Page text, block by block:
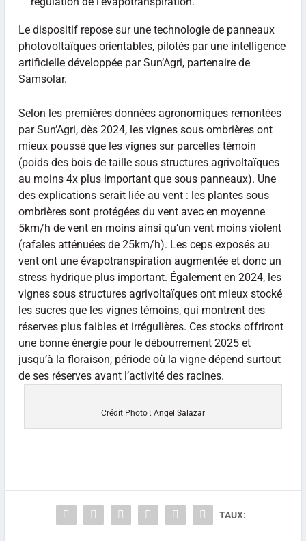
Le dispositif repose sur une technologie de panneaux
photovoltaïques orientables, pilotés par une intelligence
artificielle développée par Sun’Agri, partenaire de
Samsolar.
Selon les premières données agronomiques remontées
par Sun’Agri, dès 2024, les vignes sous ombrières ont
mieux poussé que les vignes sur parcelles témoin
(poids des bois de taille sous structures agrivoltaïques
au moins 4x plus important que sous panneaux). Une
des explications serait liée au vent : les plantes sous
ombrières sont protégées du vent avec en moyenne
5km/h de vent en moins ainsi qu’un vent moins violent
(rafales atténuées de 25km/h). Les ceps exposés au
vent ont une évapotranspiration augmentée et donc un
stress hydrique plus important. Également en 2024, les
vignes sous structures agrivoltaïques ont mieux stocké
les sucres que les vignes témoins, qui montrent des
réserves plus faibles et irrégulières. Ces stocks offriront
une bonne énergie pour le débourrement 2025 et
jusqu’à la floraison, période où la vigne dépend surtout
de ses réserves avant l’activité des racines.
Crédit Photo : Angel Salazar
TAUX: